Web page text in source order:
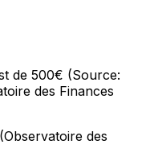
de 500€ (Source:
des Finances
des